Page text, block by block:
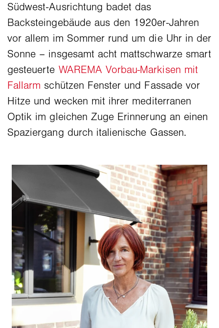
Südwest-Ausrichtung badet das
Backsteingebäude aus den 1920er-Jahren
vor allem im Sommer rund um die Uhr in der
Sonne – insgesamt acht mattschwarze smart
gesteuerte WAREMA Vorbau-Markisen mit
Fallarm schützen Fenster und Fassade vor
Hitze und wecken mit ihrer mediterranen
Optik im gleichen Zuge Erinnerung an einen
Spaziergang durch italienische Gassen.